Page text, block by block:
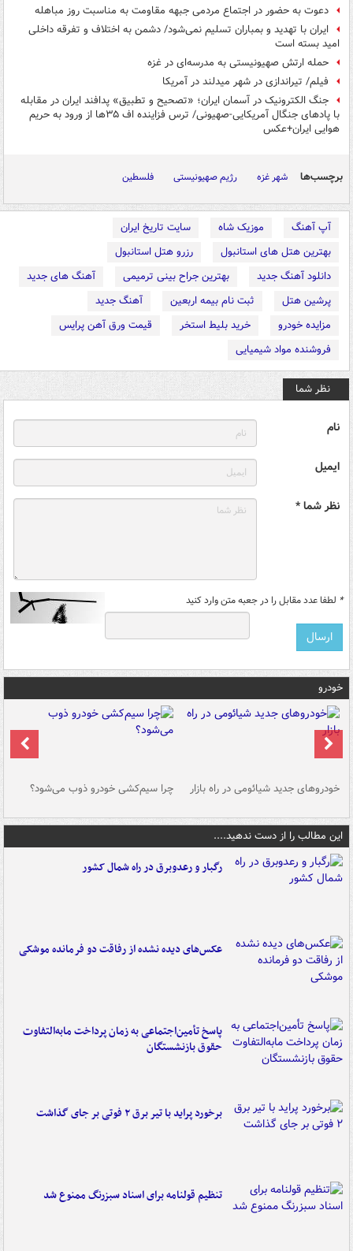
دعوت به حضور در اجتماع مردمی جبهه مقاومت به مناسبت روز مباهله
ایران با تهدید و بمباران تسلیم نمی‌شود/ دشمن به اختلاف و تفرقه داخلی
امید بسته است
حمله ارتش صهیونیستی به مدرسه‌ای در غزه
فیلم/ تیراندازی در شهر میدلند در آمریکا
جنگ الکترونیک در آسمان ایران؛ «تصحیح و تطبیق» پدافند ایران در مقابله
با پادهای جنگال آمریکایی-صهیونی/ ترس فزاینده‌ اف ۳۵ها از ورود به حریم
هوایی ایران+عکس
برچسب‌ها شهر غزه رژیم صهیونیستی فلسطین
آپ آهنگ موزیک شاه
سایت تاریخ ایران
بهترین هتل های استانبول
رزرو هتل استانبول
دانلود آهنگ جدید
بهترین جراح بینی ترمیمی
آهنگ های جدید
پرشین هتل
ثبت نام بیمه اربعین
آهنگ جدید
مزایده خودرو
خرید بلیط استخر
قیمت ورق آهن پرایس
فروشنده مواد شیمیایی
نظر شما
نام
ایمیل
نظر شما *
* لطفا عدد مقابل را در جعبه متن وارد کنید
خودرو
خودروهای جدید شیائومی در راه بازار چرا سیم‌کشی خودرو ذوب می‌شود؟
این مطالب را از دست ندهید....
رگبار و رعدوبرق در راه شمال کشور
عکس‌های دیده نشده از رفاقت دو فرمانده‌ موشکی
پاسخ تأمین‌اجتماعی به زمان پرداخت مابه‌التفاوت
حقوق بازنشستگان
برخورد پراید با تیر برق ۲ فوتی بر جای گذاشت
تنظیم قولنامه برای اسناد سبزرنگ ممنوع شد